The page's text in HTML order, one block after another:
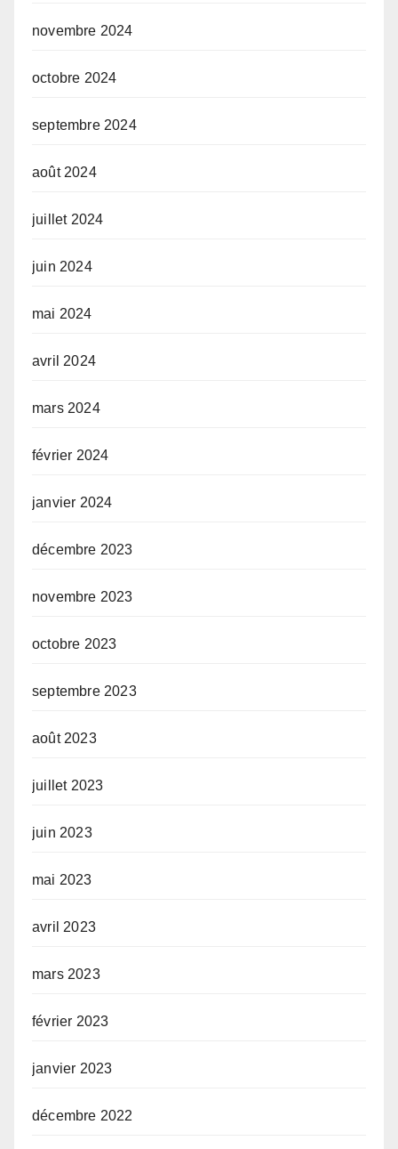
novembre 2024
octobre 2024
septembre 2024
août 2024
juillet 2024
juin 2024
mai 2024
avril 2024
mars 2024
février 2024
janvier 2024
décembre 2023
novembre 2023
octobre 2023
septembre 2023
août 2023
juillet 2023
juin 2023
mai 2023
avril 2023
mars 2023
février 2023
janvier 2023
décembre 2022